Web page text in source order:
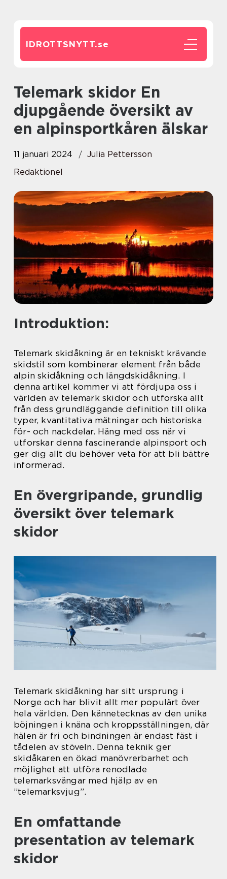
IDROTTSNYTT.se
Telemark skidor En
djupgående översikt av
en alpinsportkåren älskar
11 januari 2024
Julia Pettersson
Redaktionel
Introduktion:
Telemark skidåkning är en tekniskt krävande
skidstil som kombinerar element från både
alpin skidåkning och längdskidåkning. I
denna artikel kommer vi att fördjupa oss i
världen av telemark skidor och utforska allt
från dess grundläggande definition till olika
typer, kvantitativa mätningar och historiska
för- och nackdelar. Häng med oss när vi
utforskar denna fascinerande alpinsport och
ger dig allt du behöver veta för att bli bättre
informerad.
En övergripande, grundlig
översikt över telemark
skidor
Telemark skidåkning har sitt ursprung i
Norge och har blivit allt mer populärt över
hela världen. Den kännetecknas av den unika
böjningen i knäna och kroppsställningen, där
hälen är fri och bindningen är endast fäst i
tådelen av stöveln. Denna teknik ger
skidåkaren en ökad manövrerbarhet och
möjlighet att utföra renodlade
telemarksvängar med hjälp av en
”telemarksvjug”.
En omfattande
presentation av telemark
skidor